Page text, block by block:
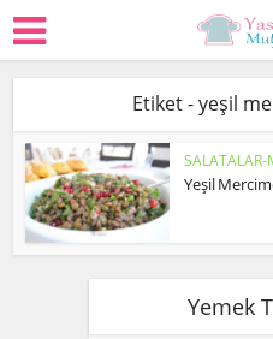
Etiket - yeşil
SALATALAR-
Yeşil
Yemek